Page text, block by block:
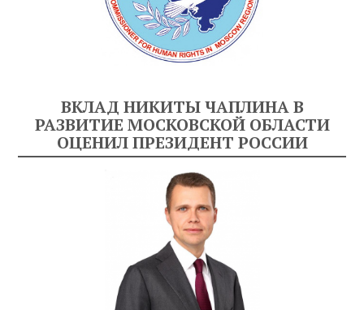
ВКЛАД НИКИТЫ ЧАПЛИНА В
РАЗВИТИЕ МОСКОВСКОЙ ОБЛАСТИ
ОЦЕНИЛ ПРЕЗИДЕНТ РОССИИ